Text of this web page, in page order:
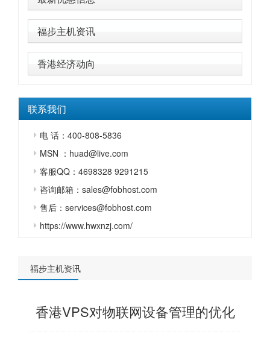
福步主机资讯
香港经济动向
联系我们
电 话：400-808-5836
MSN ：huad@live.com
客服QQ：4698328 9291215
咨询邮箱：sales@fobhost.com
售后：services@fobhost.com
https://www.hwxnzj.com/
福步主机资讯
香港VPS对物联网设备管理的优化